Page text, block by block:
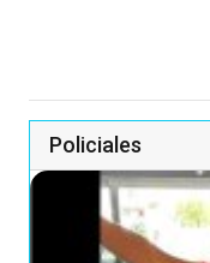
Policiales